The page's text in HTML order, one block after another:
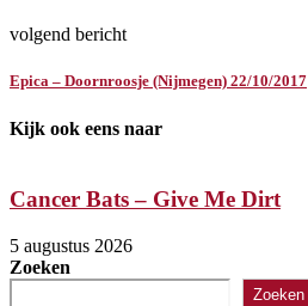
volgend bericht
Epica – Doornroosje (Nijmegen) 22/10/2017
Kijk ook eens naar
Cancer Bats – Give Me Dirt
5 augustus 2026
Zoeken
Zoeken